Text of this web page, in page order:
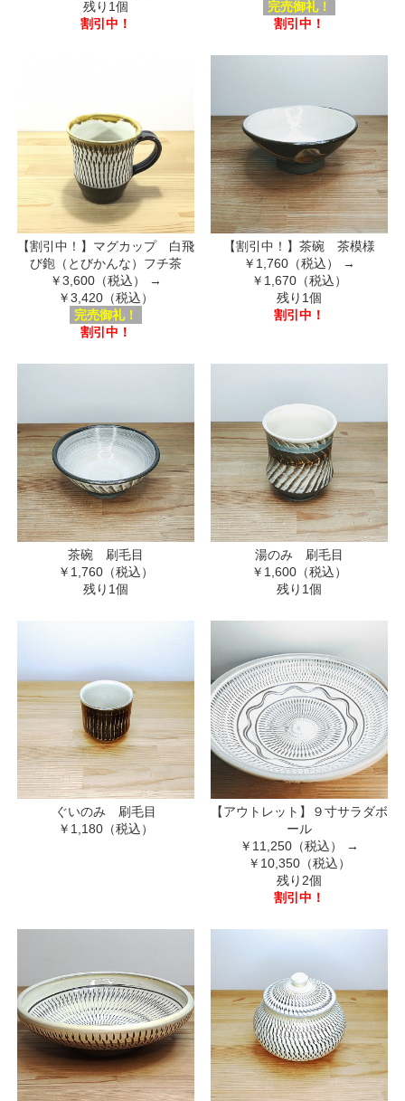
残り1個
割引中！
完売御礼！
割引中！
【割引中！】マグカップ 白飛
び鉋（とびかんな）フチ茶
￥3,600（税込）
→
￥3,420（税込）
完売御礼！
割引中！
【割引中！】茶碗 茶模様
￥1,760（税込）
→
￥1,670（税込）
残り1個
割引中！
茶碗 刷毛目
￥1,760（税込）
残り1個
湯のみ 刷毛目
￥1,600（税込）
残り1個
ぐいのみ 刷毛目
￥1,180（税込）
【アウトレット】９寸サラダボ
ール
￥11,250（税込）
→
￥10,350（税込）
残り2個
割引中！